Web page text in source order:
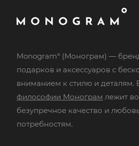
Monogram° (Монограм) —
подарков и аксессуаров с
вниманием к стилю и деталям.
философии Монограм лежит
безупречное качество и
потребностям.